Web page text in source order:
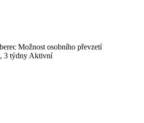
Možnost osobního převzetí
3 týdny Aktivní